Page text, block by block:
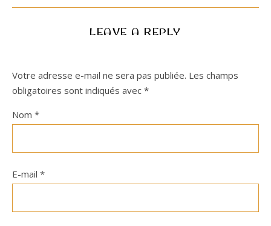
LEAVE A REPLY
Votre adresse e-mail ne sera pas publiée. Les champs
obligatoires sont indiqués avec *
Nom *
E-mail *